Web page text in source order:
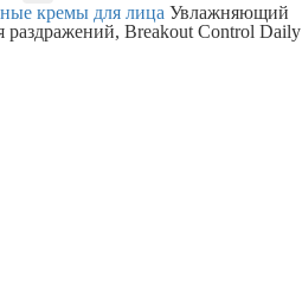
кремы для лица Увлажняющий
раздражений, Breakout Control Daily